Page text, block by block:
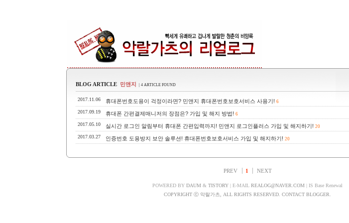
BLOG ARTICLE 민앤지 | 4 ARTICLE FOUND
2017.11.06 휴대폰번호도용이 걱정이라면? 민앤지 휴대폰번호보호서비스 사용기! 6
2017.09.19 휴대폰 간편결제매니저의 장점은? 가입 및 해지 방법! 6
2017.05.10 실시간 로그인 알림부터 휴대폰 간편입력까지! 민앤지 로그인플러스 가입 및 해지하기! 20
2017.03.27 인증번호 도용방지 보안 솔루션! 휴대폰번호보호서비스 가입 및 해지하기! 20
PREV 1 NEXT
POWERED BY DAUM & TISTORY | E-MAIL REALOG@NAVER.COM | IS Base Renewal
COPYRIGHT ⓒ 악랄가츠, ALL RIGHTS RESERVED. CONTACT BLOGGER.